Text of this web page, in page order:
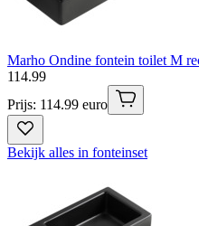
Marho Ondine fontein toilet M
114.99
Prijs: 114.99 euro
Bekijk alles in fonteinset